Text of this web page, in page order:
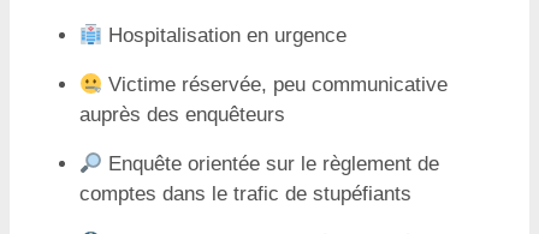
Hospitalisation en urgence
Victime réservée, peu communicative
auprès des enquêteurs
Enquête orientée sur le règlement de
comptes dans le trafic de stupéfiants